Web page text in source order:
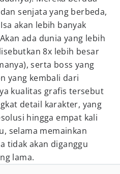
senjata yang berbeda,
akan lebih banyak
ada dunia yang lebih
8x lebih besar
serta boss yang
yang kembali dari
kualitas grafis tersebut
detail karakter, yang
hingga empat kali
selama memainkan
tidak akan diganggu
lama.